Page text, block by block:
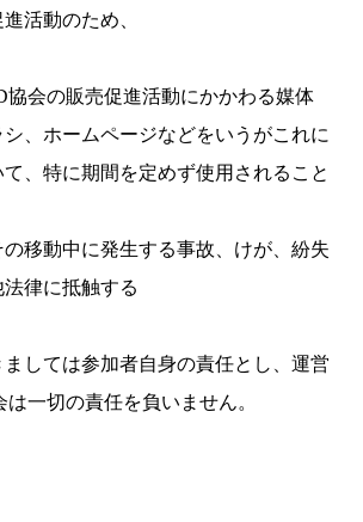
活動のため、
会の販売促進活動にかかわる媒体
シ、ホームページなどをいうがこれに
、特に期間を定めず使用されること
の移動中に発生する事故、けが、紛失
律に抵触する
ましては参加者自身の責任とし、運営
は一切の責任を負いません。